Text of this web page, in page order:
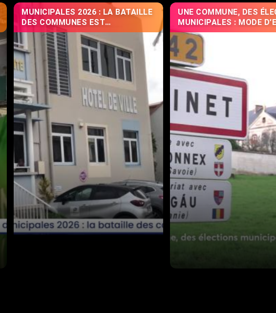
MUNICIPALES 2026 : LA BATAILLE
DES COMMUNES EST
OFFICIELLEMENT LANCÉE
UNE COMMUNE, DES
MUNICIPALES : MODE